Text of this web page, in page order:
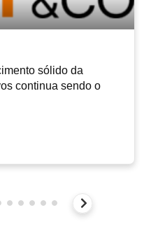
sólido da
continua sendo o